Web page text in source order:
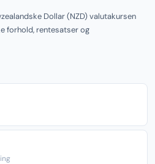
Dollar (NZD) valutakursen
forhold, rentesatser og